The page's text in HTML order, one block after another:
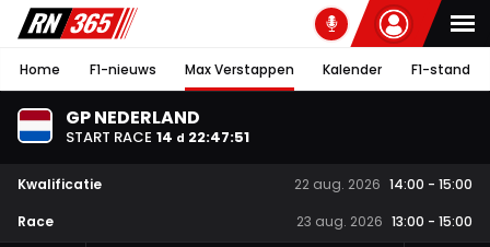
Home F1-nieuws Max Verstappen Kalender F1-stand
GP NEDERLAND
START RACE 14 d 22:47:50
Kwalificatie 22 aug. 2026 14:00 - 15:00
Race
23 aug. 2026 13:00 - 15:00